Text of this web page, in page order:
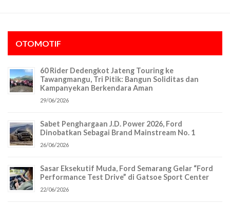
OTOMOTIF
60 Rider Dedengkot Jateng Touring ke
Tawangmangu, Tri Pitik: Bangun Soliditas dan
Kampanyekan Berkendara Aman
29/06/2026
Sabet Penghargaan J.D. Power 2026, Ford
Dinobatkan Sebagai Brand Mainstream No. 1
26/06/2026
Sasar Eksekutif Muda, Ford Semarang Gelar “Ford
Performance Test Drive” di Gatsoe Sport Center
22/06/2026